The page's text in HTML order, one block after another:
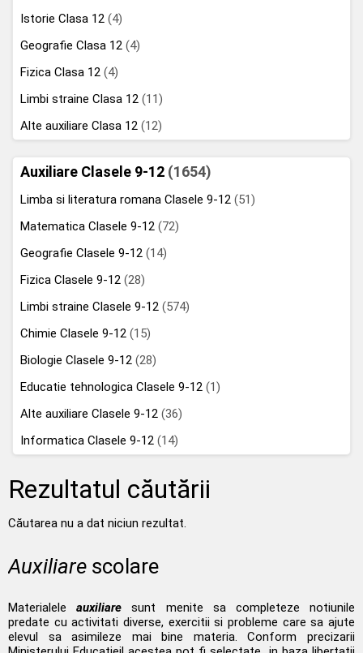
Istorie Clasa 12 (4)
Geografie Clasa 12 (4)
Fizica Clasa 12 (4)
Limbi straine Clasa 12 (11)
Alte auxiliare Clasa 12 (12)
Auxiliare Clasele 9-12 (1654)
Limba si literatura romana Clasele 9-12 (51)
Matematica Clasele 9-12 (72)
Geografie Clasele 9-12 (14)
Fizica Clasele 9-12 (28)
Limbi straine Clasele 9-12 (574)
Chimie Clasele 9-12 (15)
Biologie Clasele 9-12 (28)
Educatie tehnologica Clasele 9-12 (1)
Alte auxiliare Clasele 9-12 (36)
Informatica Clasele 9-12 (14)
Rezultatul căutării
Căutarea nu a dat niciun rezultat.
Auxiliare scolare
Materialeleauxiliare sunt menite sa completeze notiunile
predate cu activitati diverse, exercitii si probleme care sa ajute
elevul sa asimileze mai bine materia. Conform precizarii